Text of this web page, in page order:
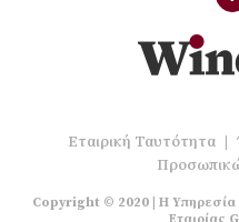
Εταιρική Ταυτότητα |
Copyright © 2020 | Η Υπηρεσία